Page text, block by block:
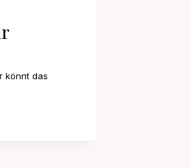
könnt das